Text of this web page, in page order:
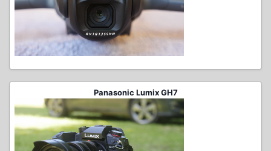
Panasonic Lumix GH7